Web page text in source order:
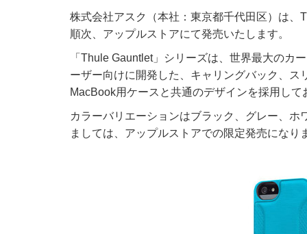
株式会社アスク（本社：東京都千代田区）は
順次、アップルストアにて発売いたします。
「Thule Gauntlet」シリーズは、世界最大のカ
ーザー向けに開発した、キャリングバック、
MacBook用ケースと共通のデザインを採用し
カラーバリエーションはブラック、グレー、
ましては、アップルストアでの限定発売になり